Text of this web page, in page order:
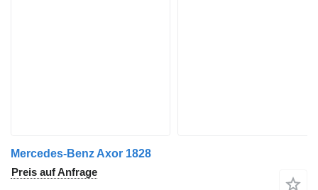
Mercedes-Benz Axor 1828
Preis auf Anfrage